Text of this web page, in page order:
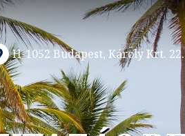
H-1052 Budapest, Károly Krt. 22.